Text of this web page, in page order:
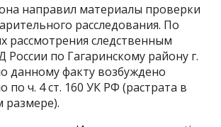
направил материалы проверки
расследования. По
рассмотрения следственным
по Гагаринскому району г.
данному факту возбуждено
по ч. 4 ст. 160 УК РФ (растрата в
размере).